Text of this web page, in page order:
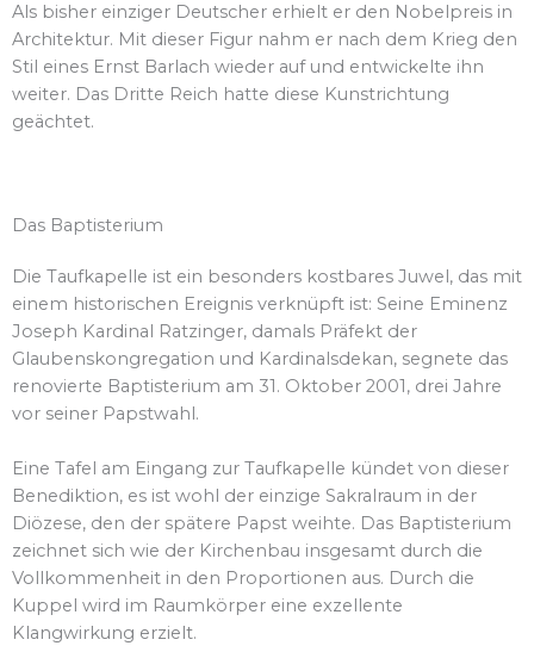
Als bisher einziger Deutscher erhielt er den Nobelpreis in
Architektur. Mit dieser Figur nahm er nach dem Krieg den
Stil eines Ernst Barlach wieder auf und entwickelte ihn
weiter. Das Dritte Reich hatte diese Kunstrichtung
geächtet.
Das Baptisterium
Die Taufkapelle ist ein besonders kostbares Juwel, das mit
einem historischen Ereignis verknüpft ist: Seine Eminenz
Joseph Kardinal Ratzinger, damals Präfekt der
Glaubenskongregation und Kardinalsdekan, segnete das
renovierte Baptisterium am 31. Oktober 2001, drei Jahre
vor seiner Papstwahl.
Eine Tafel am Eingang zur Taufkapelle kündet von dieser
Benediktion, es ist wohl der einzige Sakralraum in der
Diözese, den der spätere Papst weihte. Das Baptisterium
zeichnet sich wie der Kirchenbau insgesamt durch die
Vollkommenheit in den Proportionen aus. Durch die
Kuppel wird im Raumkörper eine exzellente
Klangwirkung erzielt.